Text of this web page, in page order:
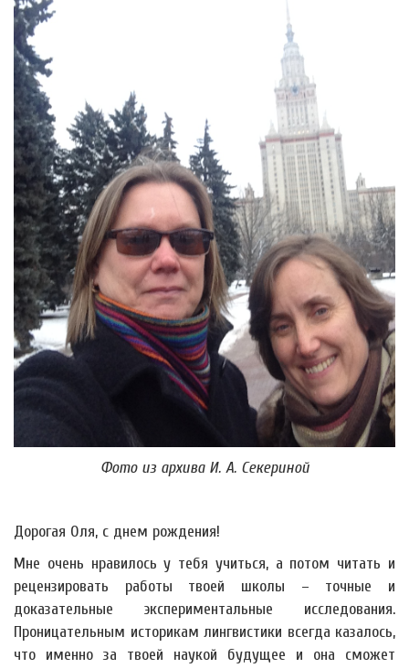
Фото из архива И. А. Секериной
Дорогая Оля, с днем рождения!
Мне очень нравилось у тебя учиться, а потом читать и
рецензировать работы твоей школы – точные и
доказательные экспериментальные исследования.
Проницательным историкам лингвистики всегда казалось,
что именно за твоей наукой будущее и она сможет